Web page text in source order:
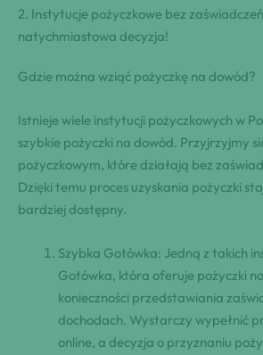
2. Instytucje pożyczkowe⁣ bez
natychmiastowa ‍decyzja!
Gdzie⁢ można⁤ wziąć pożyczkę na dowód?
Istnieje wiele instytucji⁣ pożyczkowych⁢ w
⁤szybkie ​pożyczki na​ dowód. ‍Przyjrzyjmy
pożyczkowym, ⁢które ‍działają bez
Dzięki ⁣temu proces uzyskania pożyczki
bardziej dostępny.
Szybka ⁤Gotówka: ‍Jedną ‍z takich
Gotówka, która oferuje pożyczki
konieczności ⁣przedstawiania
dochodach. ⁣Wystarczy wypełnić
⁢online,⁣ a ​decyzja ⁣o przyznaniu